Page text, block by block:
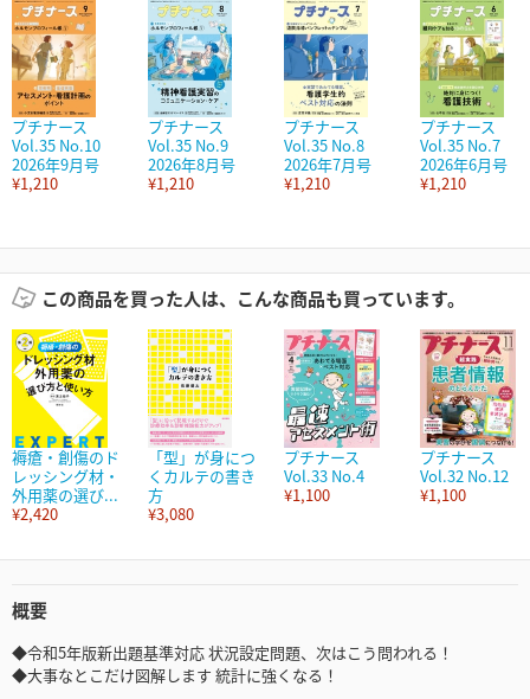
プチナース
Vol.35 No.10
2026年9月号
¥1,210
プチナース
Vol.35 No.9
2026年8月号
¥1,210
プチナース
Vol.35 No.8
2026年7月号
¥1,210
プチナース
Vol.35 No.7
2026年6月号
¥1,210
この商品を買った人は、こんな商品も買っています。
褥瘡・創傷のド
レッシング材・
外用薬の選び...
¥2,420
「型」が身につ
くカルテの書き
方
¥3,080
プチナース
Vol.33 No.4
¥1,100
プチナース
Vol.32 No.12
¥1,100
概要
◆令和5年版新出題基準対応 状況設定問題、次はこう問われる！
◆大事なとこだけ図解します 統計に強くなる！